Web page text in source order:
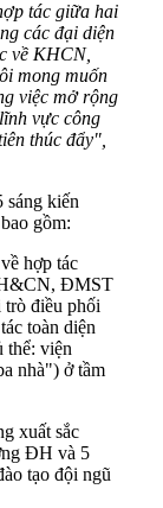
tác giữa hai
các đại diện
về KHCN,
mong muốn
việc mở rộng
vực công
thúc đẩy",
sáng kiến
gồm:
hợp tác
ĐMST
trò điều phối
toàn diện
thể: viện
nhà") ở tầm
xuất sắc
ĐH và 5
tạo đội ngũ